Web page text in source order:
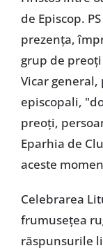
de Episcop.
prezența,
grup de
Vicar
episcopali,
preoți,
Eparhia de
aceste
Celebrarea
frumusețea
răspunsurile